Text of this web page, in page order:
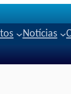
Notícias